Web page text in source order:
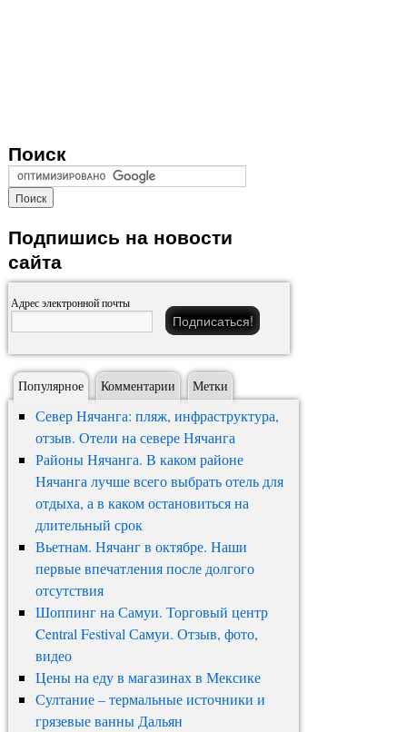
Поиск
Подпишись на новости
сайта
Адрес электронной почты
Популярное Комментарии Метки
Север Нячанга: пляж, инфраструктура,
отзыв. Отели на севере Нячанга
Районы Нячанга. В каком районе
Нячанга лучше всего выбрать отель для
отдыха, а в каком остановиться на
длительный срок
Вьетнам. Нячанг в октябре. Наши
первые впечатления после долгого
отсутствия
Шоппинг на Самуи. Торговый центр
Central Festival Самуи. Отзыв, фото,
видео
Цены на еду в магазинах в Мексике
Султание – термальные источники и
грязевые ванны Дальян